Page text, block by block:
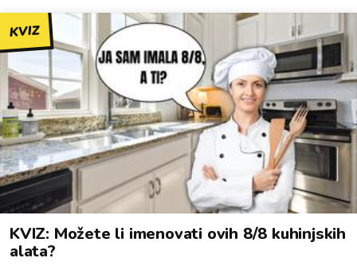
KVIZ
KVIZ: Možete li imenovati ovih 8/8 kuhinjskih
alata?